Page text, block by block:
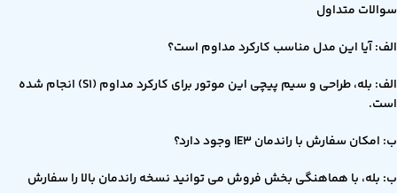
سوالات متداول
الف: آیا این مدل مناسب کارکرد مداوم است؟
الف: بله، طراحی و سیم پیچی این موتور برای کارکرد مداوم (S1) انجام شده
است.
ب: امکان سفارش با راندمان IE3 وجود دارد؟
ب: بله، با هماهنگی بخش فروش می توانید نسخه راندمان بالا را سفارش